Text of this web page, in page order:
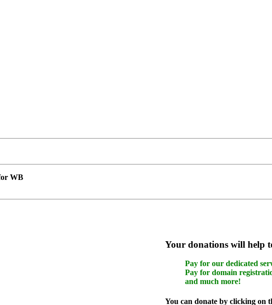
WB
Your donations will help
Pay for our dedicated
Pay for domain
and much more!
You can donate by clicking on